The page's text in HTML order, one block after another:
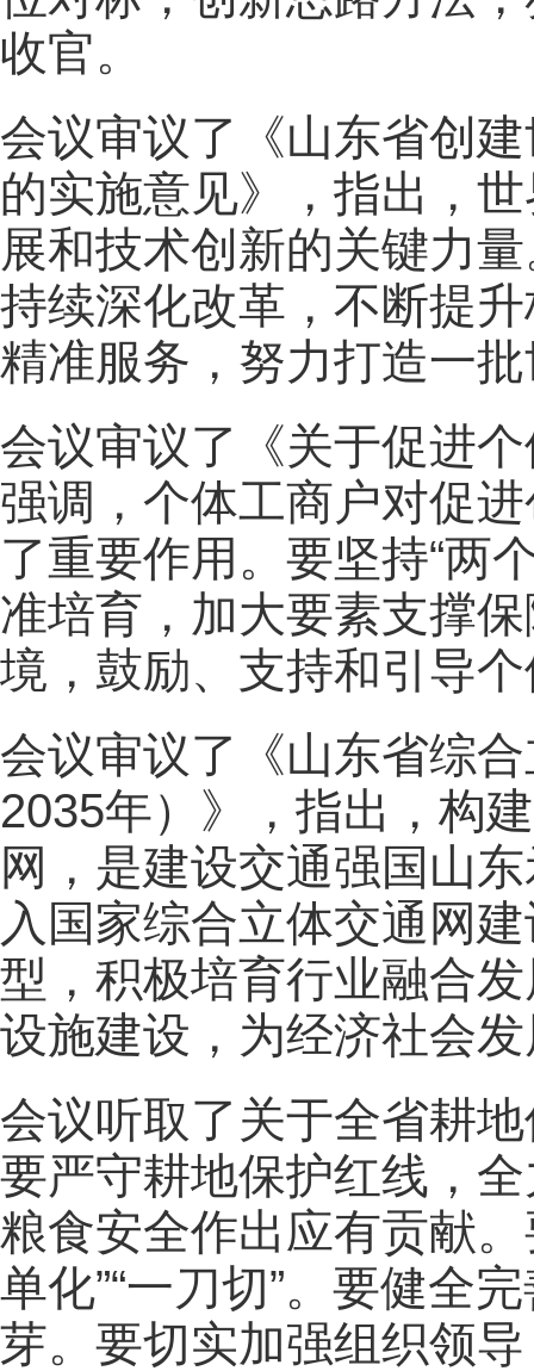
收官。
会议审议了《山东省创
的实施意见》，指出，
展和技术创新的关键力
持续深化改革，不断提
精准服务，努力打造一
会议审议了《关于促进
强调，个体工商户对促
了重要作用。要坚持“两
准培育，加大要素支撑
境，鼓励、支持和引导
会议审议了《山东省综
2035年）》，指出，构
网，是建设交通强国山
入国家综合立体交通网
型，积极培育行业融合
设施建设，为经济社会
会议听取了关于全省耕
要严守耕地保护红线，
粮食安全作出应有贡献
单化”“一刀切”。要健全
芽。要切实加强组织领